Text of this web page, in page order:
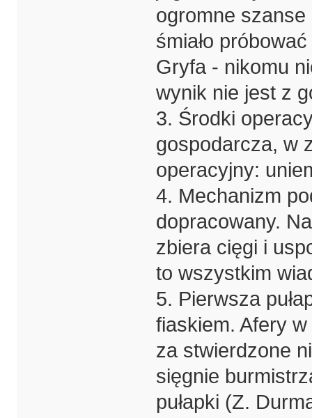
ogromne szanse
śmiało
Gryfa - nikomu
wynik nie jest z
3. Środki
gospodarcza, w
operacyjny:
4. Mechanizm
dopracowany.
zbiera cięgi i
to wszystkim
5. Pierwsza
fiaskiem. Afery
za stwierdzone
sięgnie
pułapki (Z.